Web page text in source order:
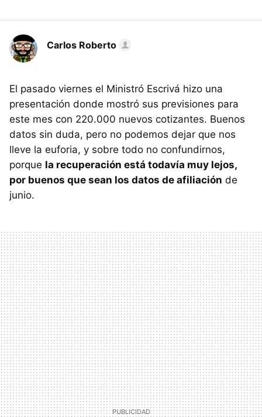
Carlos Roberto
El pasado viernes el Ministró Escrivá hizo una
presentación donde mostró sus previsiones para
este mes con 220.000 nuevos cotizantes. Buenos
datos sin duda, pero no podemos dejar que nos
lleve la euforia, y sobre todo no confundirnos,
porque la recuperación está todavía muy lejos,
por buenos que sean los datos de afiliación de
junio.